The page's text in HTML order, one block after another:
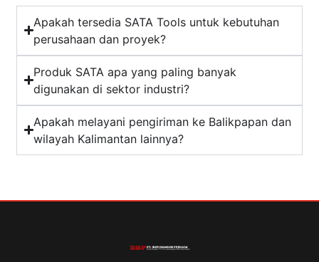
Apakah tersedia SATA Tools untuk kebutuhan
perusahaan dan proyek?
Produk SATA apa yang paling banyak
digunakan di sektor industri?
Apakah melayani pengiriman ke Balikpapan dan
wilayah Kalimantan lainnya?